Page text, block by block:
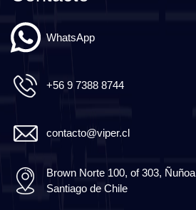
WhatsApp
+56 9 7388 8744
contacto@viper.cl
Brown Norte 100, of 303, Ñuñoa
Santiago de Chile